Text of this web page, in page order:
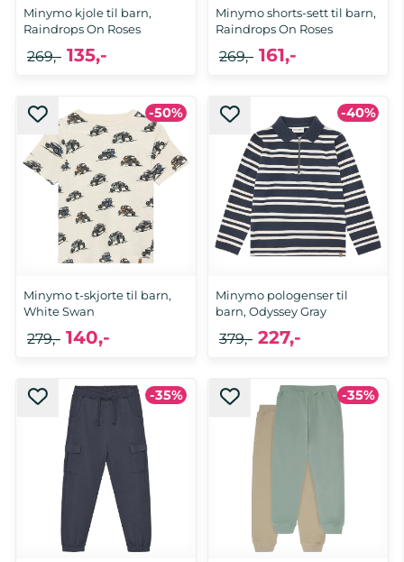
Minymo kjole til barn,
Raindrops On Roses
135,-
269,-
Minymo shorts-sett til barn,
Raindrops On Roses
161,-
269,-
-50%
Minymo t-skjorte til barn,
White Swan
140,-
279,-
-40%
Minymo pologenser til
barn, Odyssey Gray
227,-
379,-
-35% -35%